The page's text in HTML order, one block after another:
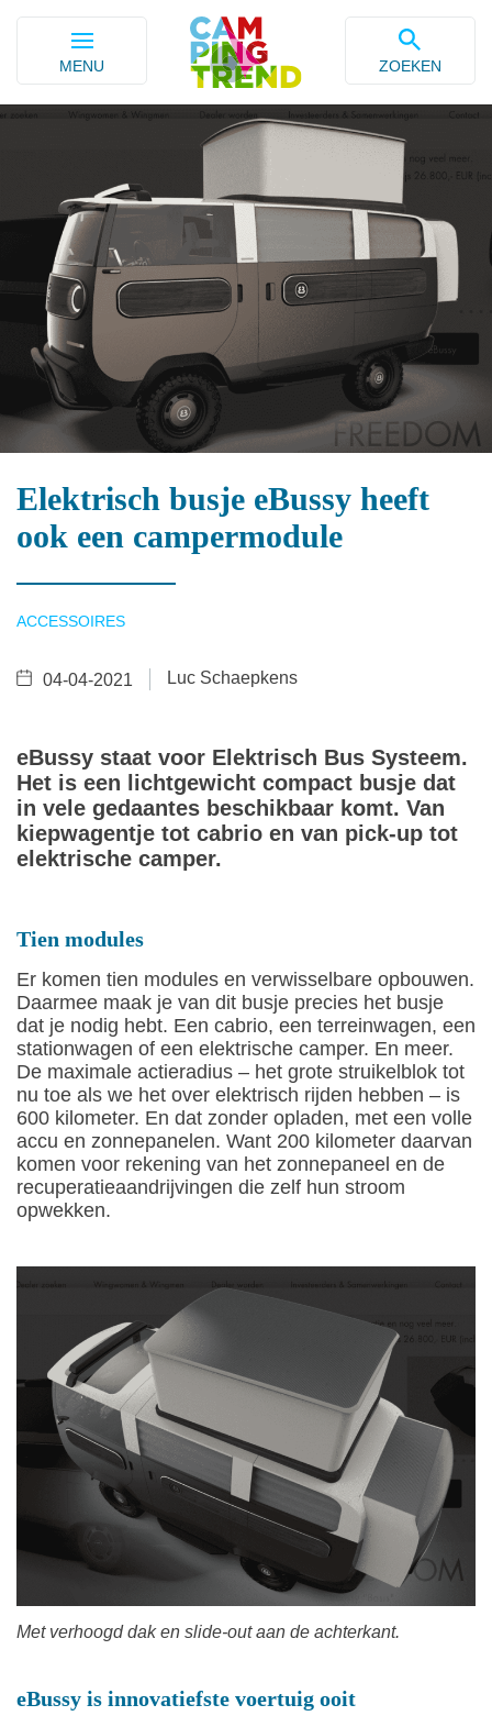
MENU ZOEKEN
Elektrisch busje eBussy heeft
ook een campermodule
ACCESSOIRES
Luc Schaepkens
04-04-2021
eBussy staat voor Elektrisch Bus Systeem.
Het is een lichtgewicht compact busje dat
in vele gedaantes beschikbaar komt. Van
kiepwagentje tot cabrio en van pick-up tot
elektrische camper.
Tien modules
Er komen tien modules en verwisselbare opbouwen.
Daarmee maak je van dit busje precies het busje
dat je nodig hebt. Een cabrio, een terreinwagen, een
stationwagen of een elektrische camper. En meer.
De maximale actieradius – het grote struikelblok tot
nu toe als we het over elektrisch rijden hebben – is
600 kilometer. En dat zonder opladen, met een volle
accu en zonnepanelen. Want 200 kilometer daarvan
komen voor rekening van het zonnepaneel en de
recuperatieaandrijvingen die zelf hun stroom
opwekken.
Met verhoogd dak en slide-out aan de achterkant.
eBussy is innovatiefste voertuig ooit